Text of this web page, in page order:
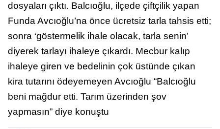
dosyaları çıktı. Balcıoğlu, ilçede çiftçilik yapan
Funda Avcıoğlu’na önce ücretsiz tarla tahsis etti;
sonra ‘göstermelik ihale olacak, tarla senin’
diyerek tarlayı ihaleye çıkardı. Mecbur kalıp
ihaleye giren ve bedelinin çok üstünde çıkan
kira tutarını ödeyemeyen Avcıoğlu “Balcıoğlu
beni mağdur etti. Tarım üzerinden şov
yapmasın” diye konuştu